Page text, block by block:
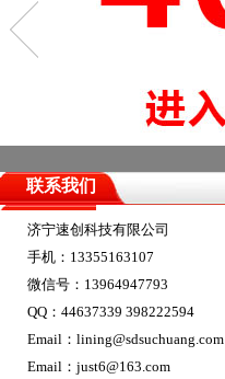
联系我们
济宁速创科技有限公司
手机：13355163107
微信号：13964947793
QQ：44637339 398222594
Email：lining@sdsuchuang.com
Email：just6@163.com